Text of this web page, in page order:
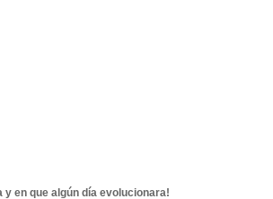
y en que algún día evolucionara!